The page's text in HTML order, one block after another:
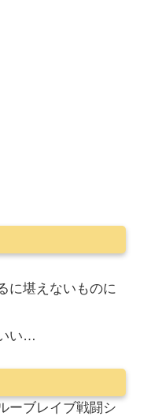
に堪えないものに
い…
ーブレイブ戦闘シ